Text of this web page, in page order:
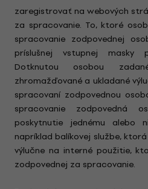
zaregistrovať na webových
za spracovanie. To, ktoré
spracovanie zodpovednej
príslušnej vstupnej masky
Dotknutou osobou
zhromažďované a ukladané
spracovaní zodpovednou
spracovanie zodpovedná
poskytnutie jednému alebo
napríklad balíkovej službe,
výlučne na interné použitie,
zodpovednej za spracovanie.